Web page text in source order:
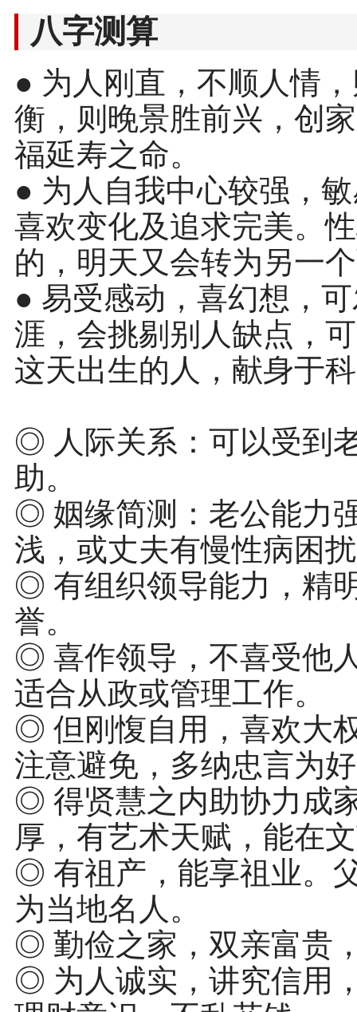
八字测算
● 为人刚直，不顺人情
衡，则晚景胜前兴，创
福延寿之命。
● 为人自我中心较强，
喜欢变化及追求完美。
的，明天又会转为另一
● 易受感动，喜幻想，
涯，会挑剔别人缺点，
这天出生的人，献身于
◎ 人际关系：可以受到
助。
◎ 姻缘简测：老公能力
浅，或丈夫有慢性病困
◎ 有组织领导能力，精
誉。
◎ 喜作领导，不喜受他
适合从政或管理工作。
◎ 但刚愎自用，喜欢大
注意避免，多纳忠言为
◎ 得贤慧之内助协力成
厚，有艺术天赋，能在
◎ 有祖产，能享祖业。
为当地名人。
◎ 勤俭之家，双亲富贵
◎ 为人诚实，讲究信用